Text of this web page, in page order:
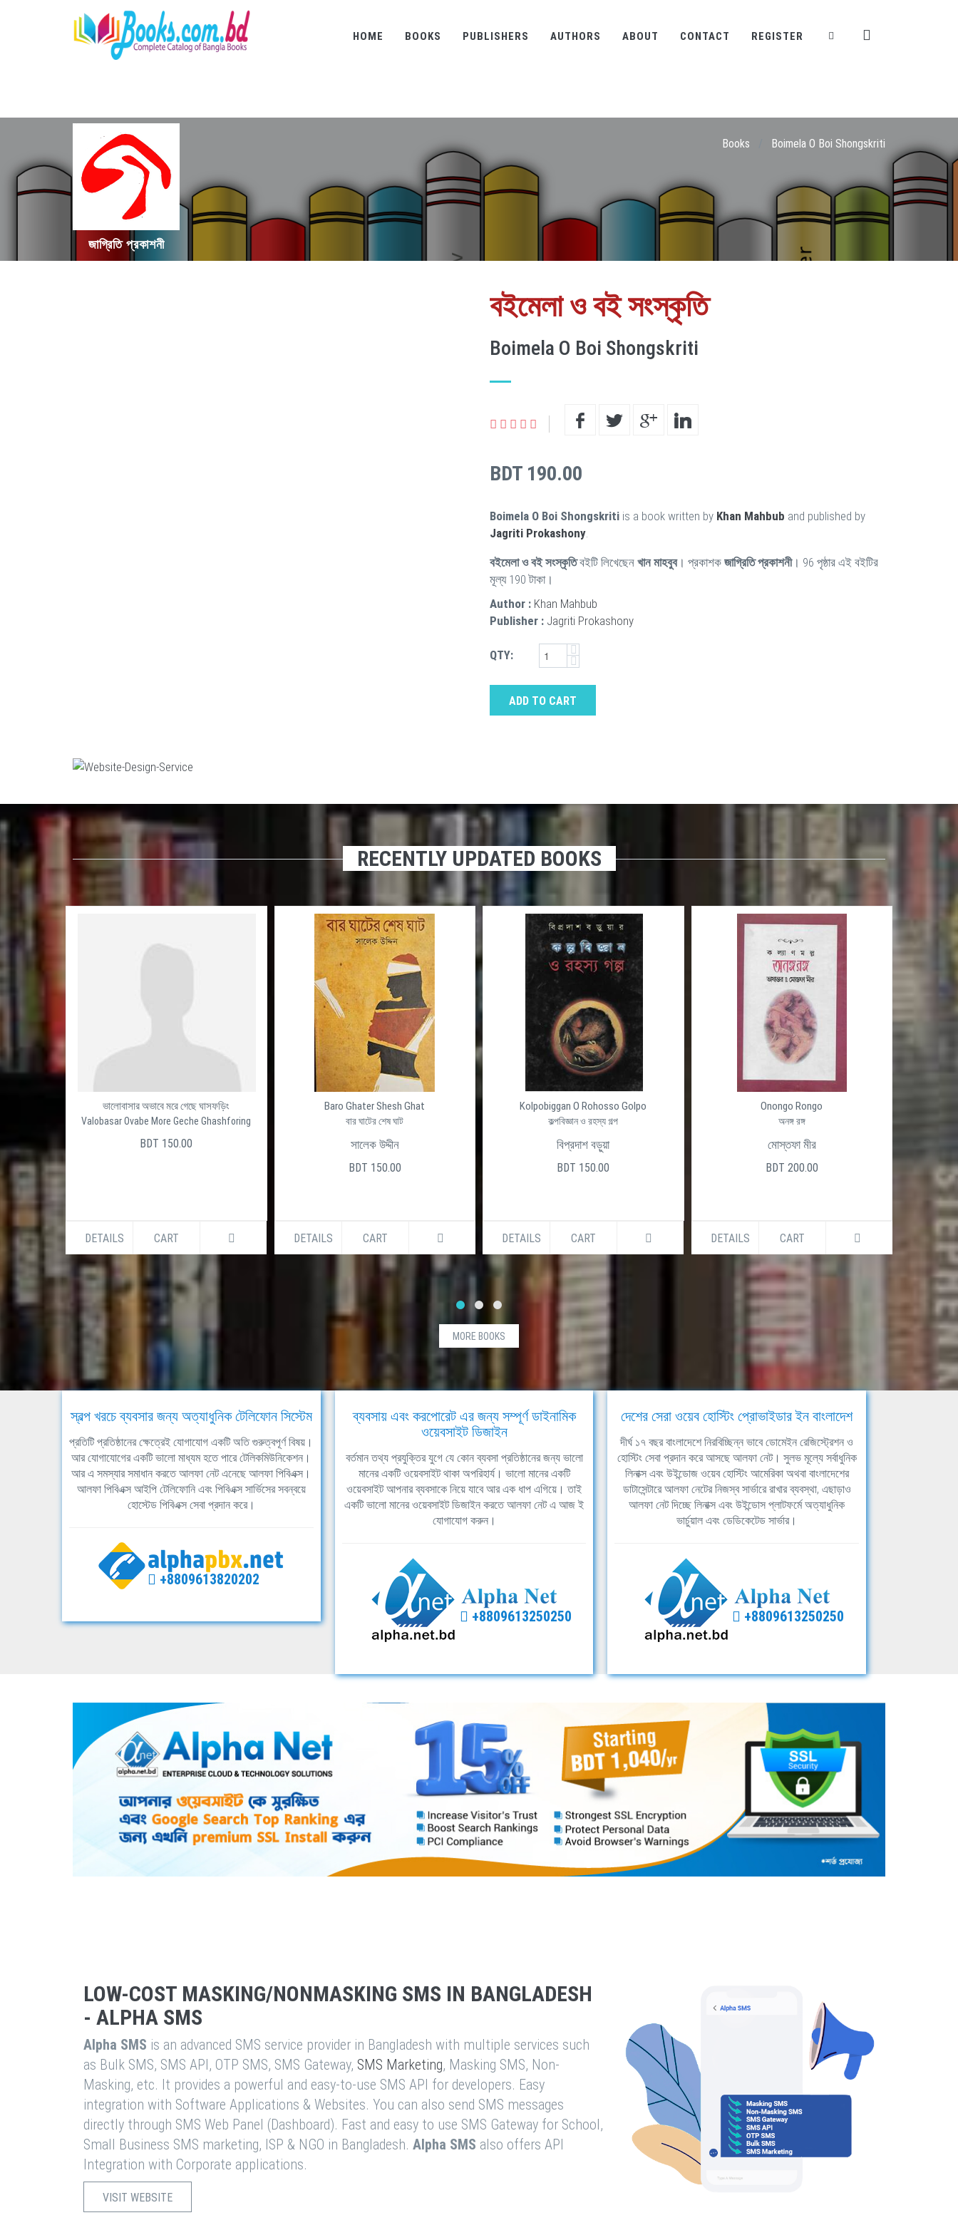
HOME BOOKS PUBLISHERS AUTHORS ABOUT CONTACT REGISTER
জাগ্রিতি প্রকাশনী
Books Boimela O Boi Shongskriti
বইমেলা ও বই সংস্কৃতি
Boimela O Boi Shongskriti
BDT 190.00
Boimela O Boi Shongskriti is a book written by Khan Mahbub and published by
Jagriti Prokashony.
বইমেলা ও বই সংস্কৃতিবইটি লিখেছেন খান মাহবুব। প্রকাশক জাগ্রিতি প্রকাশনী। 96 পৃষ্ঠার এই বইটির
মূল্য 190 টাকা।
Author : Khan Mahbub
Publisher : Jagriti Prokashony
QTY:
ADD TO CART
RECENTLY UPDATED BOOKS
ভালোবাসার অভাবে মরে গেছে ঘাসফড়িং
Valobasar Ovabe More Geche Ghashforing
BDT 150.00
DETAILS CART
Baro Ghater Shesh Ghat
বার ঘাটের শেষ ঘাট
সালেক উদ্দীন
BDT 150.00
DETAILS CART
Kolpobiggan O Rohosso Golpo
কল্পবিজ্ঞান ও রহস্য গল্প
বিপ্রদাশ বড়ুয়া
BDT 150.00
DETAILS CART
Onongo Rongo
অনঙ্গ রঙ্গ
মোস্তফা মীর
BDT 200.00
DETAILS CART DETAILS
MORE BOOKS
স্বল্প খরচে ব্যবসার জন্য অত্যাধুনিক টেলিফোন সিস্টেম
প্রতিটি প্রতিষ্ঠানের ক্ষেত্রেই যোগাযোগ একটি অতি গুরুত্বপূর্ণ বিষয়।
আর যোগাযোগের একটি ভালো মাধ্যম হতে পারে টেলিকমিউনিকেশন।
আর এ সমস্যার সমাধান করতে আলফা নেট এনেছে আলফা পিবিএক্স।
আলফা পিবিএক্স আইপি টেলিফোনি এবং পিবিএক্স সার্ভিসের সবন্বয়ে
হোস্টেড পিবিএক্স সেবা প্রদান করে।
+8809613820202
ব্যবসায় এবং করপোরেট এর জন্য সম্পূর্ণ ডাইনামিক
ওয়েবসাইট ডিজাইন
বর্তমান তথ্য প্রযুক্তির যুগে যে কোন ব্যবসা প্রতিষ্ঠানের জন্য ভালো
মানের একটি ওয়েবসাইট থাকা অপরিহার্য। ভালো মানের একটি
ওয়েবসাইট আপনার ব্যবসাকে নিয়ে যাবে আর এক ধাপ এগিয়ে। তাই
একটি ভালো মানের ওয়েবসাইট ডিজাইন করতে আলফা নেট এ আজ ই
যোগাযোগ করুন।
+8809613250250
দেশের সেরা ওয়েব হোস্টিং প্রোভাইডার ইন বাংলাদেশ
দীর্ঘ ১৭ বছর বাংলাদেশে নিরবিচ্ছিন্ন ভাবে ডোমেইন রেজিস্ট্রেশন ও
হোস্টিং সেবা প্রদান করে আসছে আলফা নেট। সুলভ মূল্যে সর্বাধুনিক
লিনাক্স এবং উইন্ডোজ ওয়েব হোস্টিং আমেরিকা অথবা বাংলাদেশের
ডাটাসেন্টারে আলফা নেটের নিজস্ব সার্ভারে রাখার ব্যবস্থা, এছাড়াও
আলফা নেট দিচ্ছে লিনাক্স এবং উইন্ডোস প্লাটফর্মে অত্যাধুনিক
ভার্চুয়াল এবং ডেডিকেটেড সার্ভার।
+8809613250250
LOW-COST MASKING/NONMASKING SMS IN BANGLADESH
- ALPHA SMS
Alpha SMS is an advanced SMS service provider in Bangladesh with multiple services such
as Bulk SMS, SMS API, OTP SMS, SMS Gateway, SMS Marketing, Masking SMS, Non-
Masking, etc. It provides a powerful and easy-to-use SMS API for developers. Easy
integration with Software Applications & Websites. You can also send SMS messages
directly through SMS Web Panel (Dashboard). Fast and easy to use SMS Gateway for School,
Small Business SMS marketing, ISP & NGO in Bangladesh. Alpha SMS also offers API
Integration with Corporate applications.
VISIT WEBSITE